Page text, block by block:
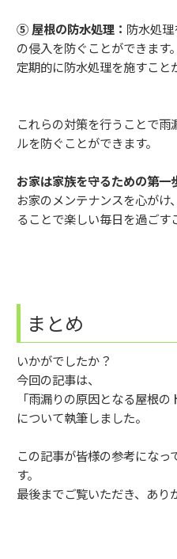
⑤ 屋根の防水処理： 防水処
の侵入を防ぐことができます。
定期的に防水処理を施すこと
これらの対策を行うことで
ルを防ぐことができます。
お家は家族を守るための第一
お家のメンテナンスを心が
ることで楽しい毎日を過ごす
まとめ
いかがでしたか？
今回の記事は、
「雨漏りの原因となる屋根の
について執筆しました。
この記事が皆様の参考にな
す。
最後までご覧いただき、あり